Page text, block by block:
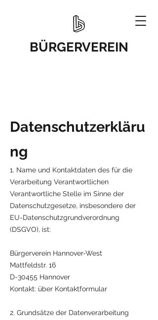
BÜRGERVEREIN
Datenschutzerkläru
ng
1. Name und Kontaktdaten des für die
Verarbeitung Verantwortlichen
Verantwortliche Stelle im Sinne der
Datenschutzgesetze, insbesondere der
EU-Datenschutzgrundverordnung
(DSGVO), ist:
Bürgerverein Hannover-West
Mattfeldstr. 16
D-30455 Hannover
Kontakt: über Kontaktformular
2. Grundsätze der Datenverarbeitung